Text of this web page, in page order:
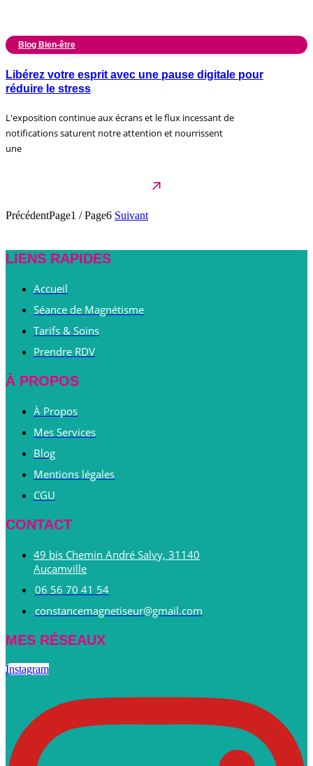
Blog Bien-être
Libérez votre esprit avec une pause digitale pour
réduire le stress
L'exposition continue aux écrans et le flux incessant de
notifications saturent notre attention et nourrissent
une
PrécédentPage1 / Page6 Suivant
LIENS RAPIDES
Accueil
Séance de Magnétisme
Tarifs & Soins
Prendre RDV
À PROPOS
À Propos
Mes Services
Blog
Mentions légales
CGU
CONTACT
49 bis Chemin André Salvy, 31140
Aucamville
06 56 70 41 54
constancemagnetiseur@gmail.com
MES RÉSEAUX
Instagram